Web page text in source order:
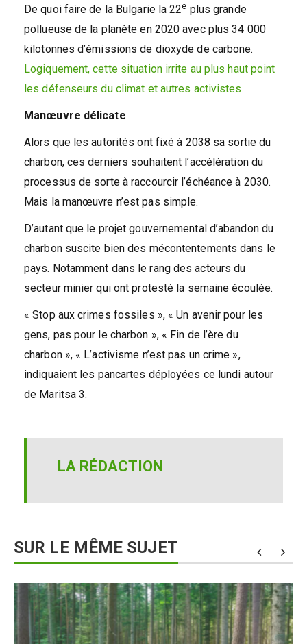
De quoi faire de la Bulgarie la 22e plus grande
pollueuse de la planète en 2020 avec plus 34 000
kilotonnes d’émissions de dioxyde de carbone.
Logiquement, cette situation irrite au plus haut point
les défenseurs du climat et autres activistes.
Manœuvre délicate
Alors que les autorités ont fixé à 2038 sa sortie du
charbon, ces derniers souhaitent l’accélération du
processus de sorte à raccourcir l’échéance à 2030.
Mais la manœuvre n’est pas simple.
D’autant que le projet gouvernemental d’abandon du
charbon suscite bien des mécontentements dans le
pays. Notamment dans le rang des acteurs du
secteur minier qui ont protesté la semaine écoulée.
« Stop aux crimes fossiles », « Un avenir pour les
gens, pas pour le charbon », « Fin de l’ère du
charbon », « L’activisme n’est pas un crime »,
indiquaient les pancartes déployées ce lundi autour
de Maritsa 3.
LA RÉDACTION
SUR LE MÊME SUJET